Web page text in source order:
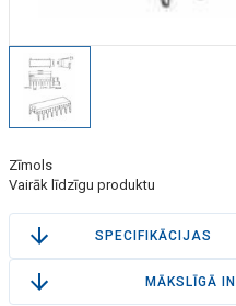
Zīmols
Vairāk līdzīgu produktu
SPECIFIKĀCIJAS
MĀKSLĪGĀ